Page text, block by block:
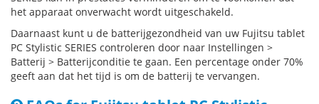
het apparaat onverwacht wordt uitgeschakeld.
Daarnaast kunt u de batterijgezondheid van uw Fujitsu tablet
PC Stylistic SERIES controleren door naar Instellingen >
Batterij > Batterijconditie te gaan. Een percentage onder 70%
geeft aan dat het tijd is om de batterij te vervangen.